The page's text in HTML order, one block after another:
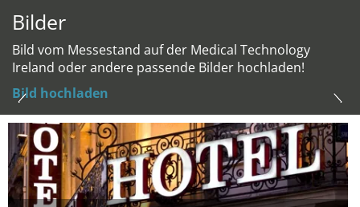
Bilder
Bild vom Messestand auf der Medical Technology
Ireland oder andere passende Bilder hochladen!
Bild hochladen